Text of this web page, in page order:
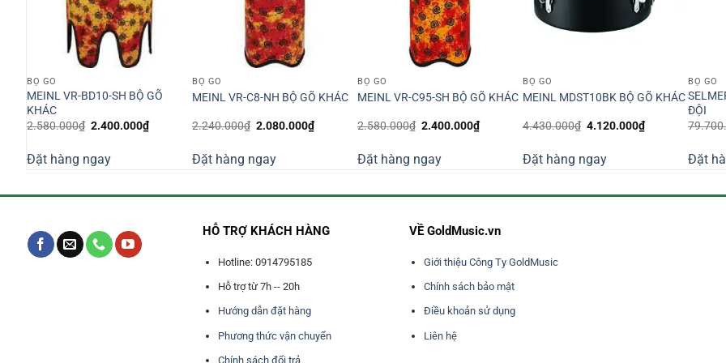
BỘ GÕ
MEINL VR-BD10-SH BỘ GÕ
KHÁC
2.580.000₫ Giá
2.580.000₫.
2.400.000₫Giá
hiện
2.400.000₫.
Đặt hàng ngay
BỘ GÕ
MEINL VR-C8-NH BỘ GÕ KHÁC
2.240.000₫ Giá
2.240.000₫.
2.080.000₫Giá
hiện
2.080.000₫.
Đặt hàng ngay
BỘ GÕ
MEINL VR-C95-SH BỘ GÕ KHÁC
2.580.000₫ Giá
2.580.000₫.
2.400.000₫Giá
hiện
2.400.000₫.
Đặt hàng ngay
BỘ GÕ
MEINL MDST10BK BỘ GÕ KHÁC
4.430.000₫ Giá
4.430.000₫.
4.120.000₫Giá
hiện
4.120.000₫.
Đặt hàng ngay
BỘ GÕ
ĐỘI
Đặt
HỖ TRỢ KHÁCH HÀNG
Hotline: 0914795185
Hỗ trợ từ 7h -- 20h
Hướng dẫn đặt hàng
Phương thức vận chuyển
Chính sách đổi trả
VỀ GoldMusic.vn
Giới thiệu Công Ty GoldMusic
Chính sách bảo mật
Điều khoản sử dụng
Liên hệ